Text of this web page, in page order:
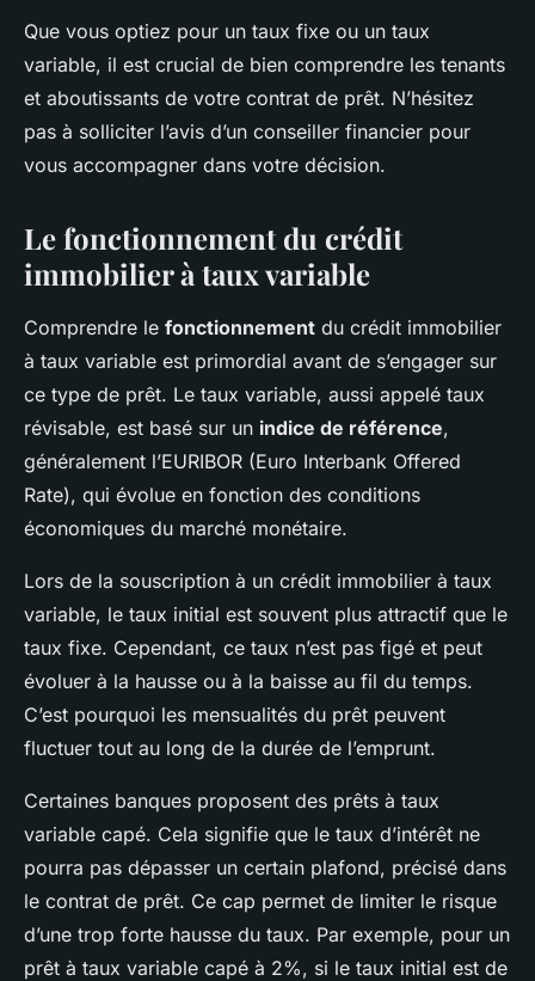
Que vous optiez pour un taux fixe ou un taux
variable, il est crucial de bien comprendre les tenants
et aboutissants de votre contrat de prêt. N’hésitez
pas à solliciter l’avis d’un conseiller financier pour
vous accompagner dans votre décision.
Le fonctionnement du crédit
immobilier à taux variable
Comprendre le fonctionnement du crédit immobilier
à taux variable est primordial avant de s’engager sur
ce type de prêt. Le taux variable, aussi appelé taux
révisable, est basé sur un indice de référence,
généralement l’EURIBOR (Euro Interbank Offered
Rate), qui évolue en fonction des conditions
économiques du marché monétaire.
Lors de la souscription à un crédit immobilier à taux
variable, le taux initial est souvent plus attractif que le
taux fixe. Cependant, ce taux n’est pas figé et peut
évoluer à la hausse ou à la baisse au fil du temps.
C’est pourquoi les mensualités du prêt peuvent
fluctuer tout au long de la durée de l’emprunt.
Certaines banques proposent des prêts à taux
variable capé. Cela signifie que le taux d’intérêt ne
pourra pas dépasser un certain plafond, précisé dans
le contrat de prêt. Ce cap permet de limiter le risque
d’une trop forte hausse du taux. Par exemple, pour un
prêt à taux variable capé à 2%, si le taux initial est de